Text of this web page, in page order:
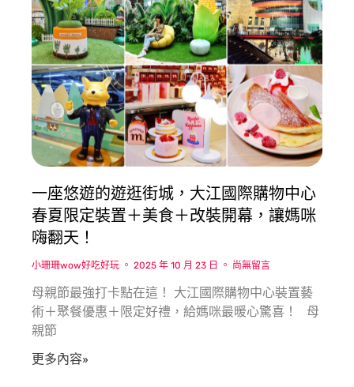
一座悠遊的遊逛街城，大江國際購物中心
春夏限定裝置＋美食＋改裝開幕，讓媽咪
嗨翻天！
小珊珊wow好吃好玩 2025 年 10 月 23 日 尚無留言
母親節最強打卡點在這！ 大江國際購物中心裝置藝
術＋聚餐優惠＋限定好禮，給媽咪最暖心驚喜！ 母
親節
更多內容»